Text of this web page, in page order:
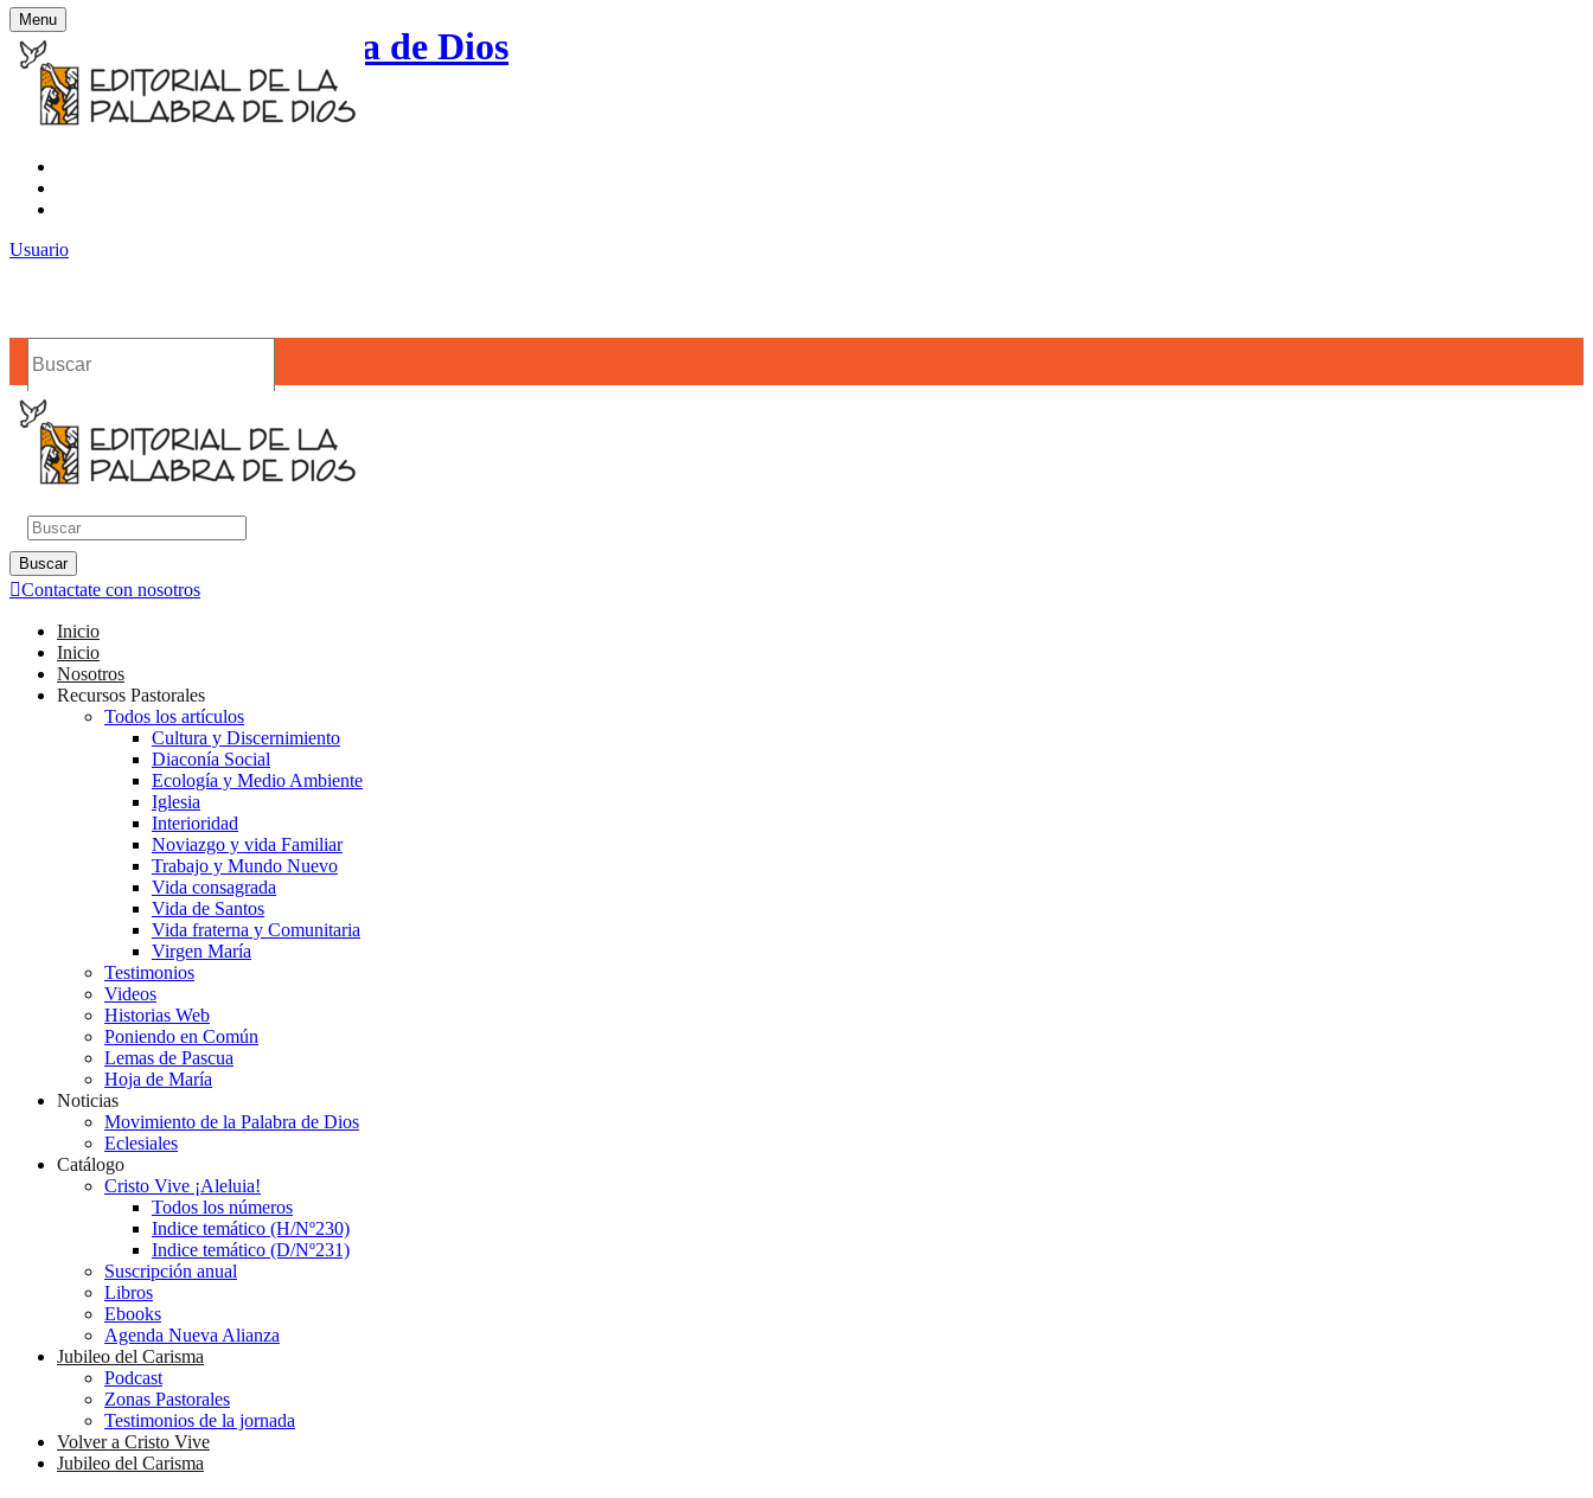
Editorial de la Palabra de Dios
Contacto
Noticias
Usuario
Menu
Buscar
Buscar
Contactate con nosotros
Inicio
Inicio
Nosotros
Recursos Pastorales
Todos los artículos
Cultura y Discernimiento
Diaconía Social
Ecología y Medio Ambiente
Iglesia
Interioridad
Noviazgo y vida Familiar
Trabajo y Mundo Nuevo
Vida consagrada
Vida de Santos
Vida fraterna y Comunitaria
Virgen María
Testimonios
Videos
Historias Web
Poniendo en Común
Lemas de Pascua
Hoja de María
Noticias
Movimiento de la Palabra de Dios
Eclesiales
Catálogo
Cristo Vive ¡Aleluia!
Todos los números
Indice temático (H/Nº230)
Indice temático (D/Nº231)
Suscripción anual
Libros
Ebooks
Agenda Nueva Alianza
Jubileo del Carisma
Podcast
Zonas Pastorales
Testimonios de la jornada
Volver a Cristo Vive
Jubileo del Carisma